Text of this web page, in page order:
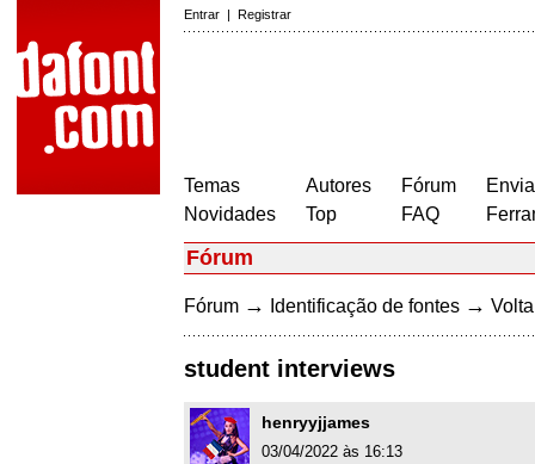
Entrar | Registrar
Temas
Novidades
Autores
Top
Fórum
FAQ
Fórum
Fórum → Identificação de fontes →
student interviews
henryyjjames
03/04/2022 às 16:13